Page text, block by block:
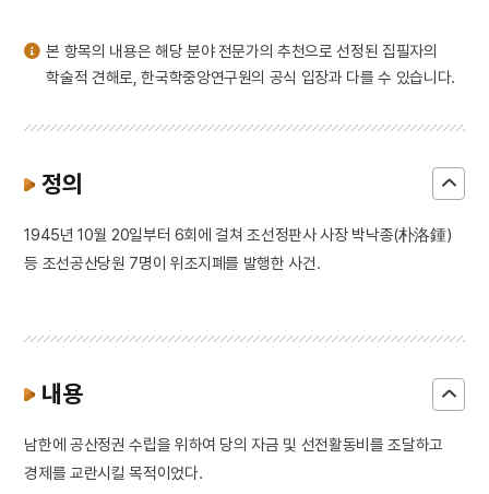
6 권근
7 동명성왕
본 항목의 내용은 해당 분야 전문가의 추천으로 선정된 집필자의
학술적 견해로, 한국학중앙연구원의 공식 입장과 다를 수 있습니다.
정의
1945년 10월 20일부터 6회에 걸쳐 조선정판사 사장 박낙종(朴洛鍾)
등 조선공산당원 7명이 위조지폐를 발행한 사건.
내용
남한에 공산정권 수립을 위하여 당의 자금 및 선전활동비를 조달하고
경제를 교란시킬 목적이었다.